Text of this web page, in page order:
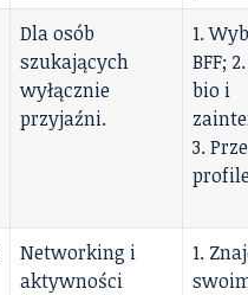
Dla osób
szukających
wyłącznie
przyjaźni.
1.
BFF;
bio i
3.
Networking i
aktywności
1.